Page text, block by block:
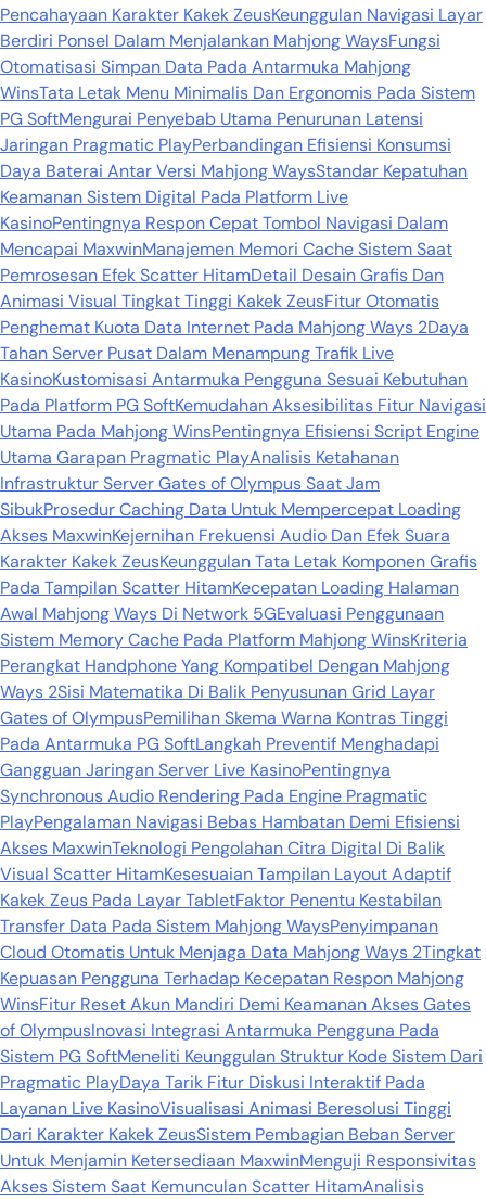
Pencahayaan Karakter Kakek ZeusKeunggulan Navigasi Layar
Berdiri Ponsel Dalam Menjalankan Mahjong WaysFungsi
Otomatisasi Simpan Data Pada Antarmuka Mahjong
WinsTata Letak Menu Minimalis Dan Ergonomis Pada Sistem
PG SoftMengurai Penyebab Utama Penurunan Latensi
Jaringan Pragmatic PlayPerbandingan Efisiensi Konsumsi
Daya Baterai Antar Versi Mahjong WaysStandar Kepatuhan
Keamanan Sistem Digital Pada Platform Live
KasinoPentingnya Respon Cepat Tombol Navigasi Dalam
Mencapai MaxwinManajemen Memori Cache Sistem Saat
Pemrosesan Efek Scatter HitamDetail Desain Grafis Dan
Animasi Visual Tingkat Tinggi Kakek ZeusFitur Otomatis
Penghemat Kuota Data Internet Pada Mahjong Ways 2Daya
Tahan Server Pusat Dalam Menampung Trafik Live
KasinoKustomisasi Antarmuka Pengguna Sesuai Kebutuhan
Pada Platform PG SoftKemudahan Aksesibilitas Fitur Navigasi
Utama Pada Mahjong WinsPentingnya Efisiensi Script Engine
Utama Garapan Pragmatic PlayAnalisis Ketahanan
Infrastruktur Server Gates of Olympus Saat Jam
SibukProsedur Caching Data Untuk Mempercepat Loading
Akses MaxwinKejernihan Frekuensi Audio Dan Efek Suara
Karakter Kakek ZeusKeunggulan Tata Letak Komponen Grafis
Pada Tampilan Scatter HitamKecepatan Loading Halaman
Awal Mahjong Ways Di Network 5GEvaluasi Penggunaan
Sistem Memory Cache Pada Platform Mahjong WinsKriteria
Perangkat Handphone Yang Kompatibel Dengan Mahjong
Ways 2Sisi Matematika Di Balik Penyusunan Grid Layar
Gates of OlympusPemilihan Skema Warna Kontras Tinggi
Pada Antarmuka PG SoftLangkah Preventif Menghadapi
Gangguan Jaringan Server Live KasinoPentingnya
Synchronous Audio Rendering Pada Engine Pragmatic
PlayPengalaman Navigasi Bebas Hambatan Demi Efisiensi
Akses MaxwinTeknologi Pengolahan Citra Digital Di Balik
Visual Scatter HitamKesesuaian Tampilan Layout Adaptif
Kakek Zeus Pada Layar TabletFaktor Penentu Kestabilan
Transfer Data Pada Sistem Mahjong WaysPenyimpanan
Cloud Otomatis Untuk Menjaga Data Mahjong Ways 2Tingkat
Kepuasan Pengguna Terhadap Kecepatan Respon Mahjong
WinsFitur Reset Akun Mandiri Demi Keamanan Akses Gates
of OlympusInovasi Integrasi Antarmuka Pengguna Pada
Sistem PG SoftMeneliti Keunggulan Struktur Kode Sistem Dari
Pragmatic PlayDaya Tarik Fitur Diskusi Interaktif Pada
Layanan Live KasinoVisualisasi Animasi Beresolusi Tinggi
Dari Karakter Kakek ZeusSistem Pembagian Beban Server
Untuk Menjamin Ketersediaan MaxwinMenguji Responsivitas
Akses Sistem Saat Kemunculan Scatter HitamAnalisis